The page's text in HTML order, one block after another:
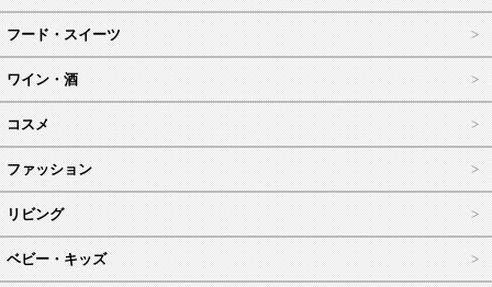
フード・スイーツ
ワイン・酒
コスメ
ファッション
リビング
ベビー・キッズ